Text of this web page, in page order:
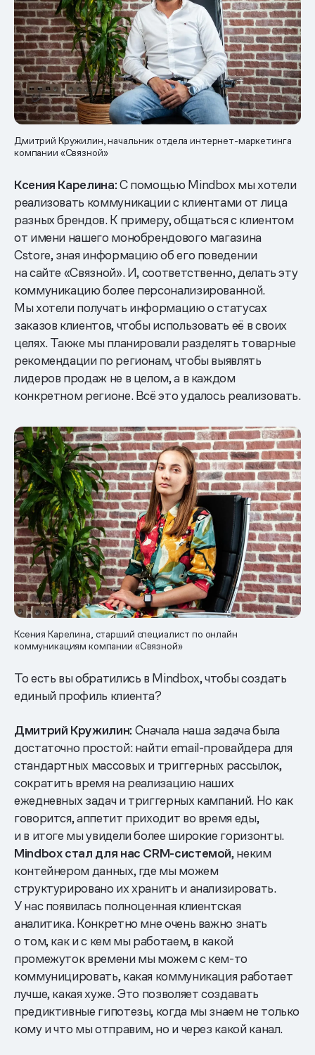
Дмитрий Кружилин, начальник отдела интернет-маркетинга
компании «Связной»
Ксения Карелина:С помощью Mindbox мы хотели
реализовать коммуникации с клиентами от лица
разных брендов. К примеру, общаться с клиентом
от имени нашего монобрендового магазина
Cstore, зная информацию об его поведении
на сайте «Связной». И, соответственно, делать эту
коммуникацию более персонализированной.
Мы хотели получать информацию о статусах
заказов клиентов, чтобы использовать её в своих
целях. Также мы планировали разделять товарные
рекомендации по регионам, чтобы выявлять
лидеров продаж не в целом, а в каждом
конкретном регионе. Всё это удалось реализовать.
Ксения Карелина, старший специалист по онлайн
коммуникациям компании «Связной»
То есть вы обратились в Mindbox, чтобы создать
единый профиль клиента?
Дмитрий Кружилин: Сначала наша задача была
достаточно простой: найти email-провайдера для
стандартных массовых и триггерных рассылок,
сократить время на реализацию наших
ежедневных задач и триггерных кампаний. Но как
говорится, аппетит приходит во время еды,
и в итоге мы увидели более широкие горизонты.
Mindbox стал для нас CRM-системой, неким
контейнером данных, где мы можем
структурировано их хранить и анализировать.
У нас появилась полноценная клиентская
аналитика. Конкретно мне очень важно знать
о том, как и с кем мы работаем, в какой
промежуток времени мы можем с кем-то
коммуницировать, какая коммуникация работает
лучше, какая хуже. Это позволяет создавать
предиктивные гипотезы, когда мы знаем не только
кому и что мы отправим, но и через какой канал.